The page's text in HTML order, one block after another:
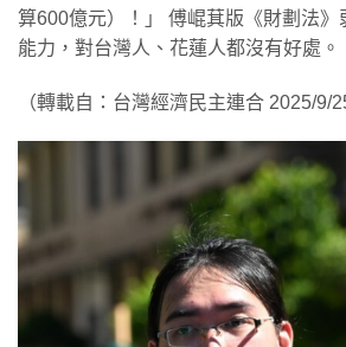
算600億元）！」 傅崐萁版《財劃法
能力，對台灣人、花蓮人都沒有好處。
（轉載自：台灣經濟民主連合 2025/9/